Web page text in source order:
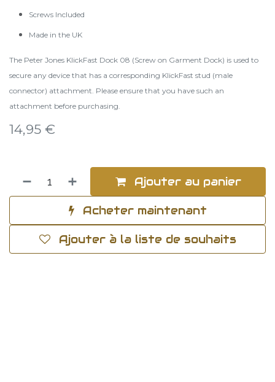
Screws Included
Made in the UK
The Peter Jones KlickFast Dock 08 (Screw on Garment Dock) is used to
secure any device that has a corresponding KlickFast stud (male
connector) attachment. Please ensure that you have such an
attachment before purchasing.
14,95 €
Ajouter au panier
Acheter maintenant
Ajouter à la liste de souhaits